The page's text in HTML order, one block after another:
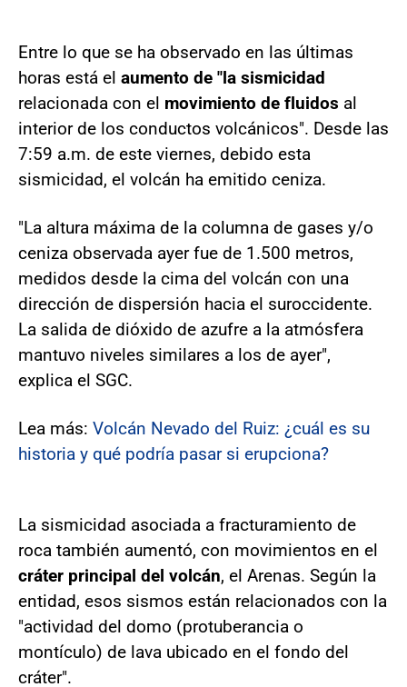
Entre lo que se ha observado en las últimas
horas está el aumento de "la sismicidad
relacionada con el movimiento de fluidos al
interior de los conductos volcánicos". Desde las
7:59 a.m. de este viernes, debido esta
sismicidad, el volcán ha emitido ceniza.
"La altura máxima de la columna de gases y/o
ceniza observada ayer fue de 1.500 metros,
medidos desde la cima del volcán con una
dirección de dispersión hacia el suroccidente.
La salida de dióxido de azufre a la atmósfera
mantuvo niveles similares a los de ayer",
explica el SGC.
Lea más: Volcán Nevado del Ruiz: ¿cuál es su
historia y qué podría pasar si erupciona?
La sismicidad asociada a fracturamiento de
roca también aumentó, con movimientos en el
cráter principal del volcán, el Arenas. Según la
entidad, esos sismos están relacionados con la
"actividad del domo (protuberancia o
montículo) de lava ubicado en el fondo del
cráter".